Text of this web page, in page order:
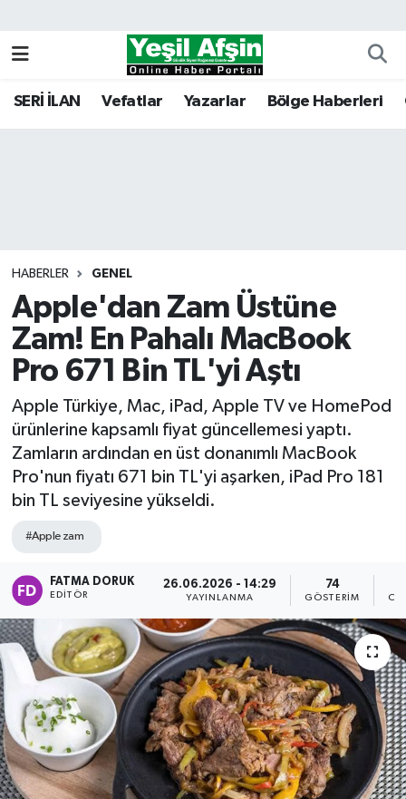
SERİ İLAN Vefatlar Yazarlar Bölge Haberleri
HABERLER GENEL
Apple'dan Zam Üstüne
Zam! En Pahalı MacBook
Pro 671 Bin TL'yi Aştı
Apple Türkiye, Mac, iPad, Apple TV ve HomePod
ürünlerine kapsamlı fiyat güncellemesi yaptı.
Zamların ardından en üst donanımlı MacBook
Pro'nun fiyatı 671 bin TL'yi aşarken, iPad Pro 181
bin TL seviyesine yükseldi.
#Apple zam
FATMA DORUK
EDITÖR
26.06.2026 - 14:29
YAYINLANMA
74
GÖSTERIM
Kahramanmaraş Nöbetçi Eczaneler
Tüm Manşetler
Son Dakika Haberleri